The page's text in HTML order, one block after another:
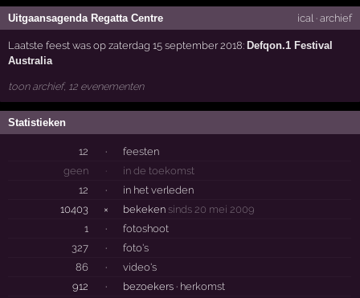
Uitgaansagenda Regatta Centre ical· archief
Laatste feest was op zaterdag 15 september 2018: Defqon.1 Festival
Australia
toon archief, 12 evenementen
Statistieken
12 ·
feesten
geen
·
in de toekomst
12
·
in het verleden
10403
× bekeken sinds 20 mei 2009
1
·
fotoshoot
327
·
foto's
86
·
video's
912
· bezoekers · herkomst